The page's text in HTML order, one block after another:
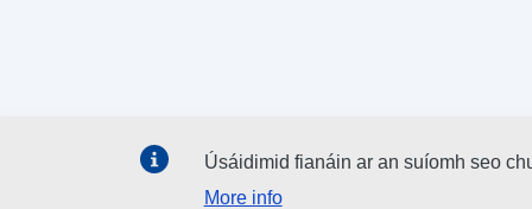
Úsáidimid fianáin ar an suíomh seo
More info